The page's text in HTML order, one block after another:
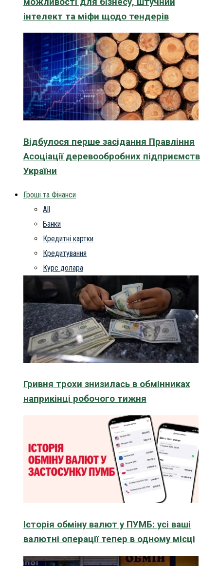
інтелект та міфи щодо тендерів
Відбулося перше засідання Правління
Асоціації деревообробних підприємств
України
Гроші та Фінанси
All
Банки
Кредитні картки
Кредитування
Курс долара
Гривня трохи знизилась в обмінниках
наприкінці робочого тижня
Історія обміну валют у ПУМБ: усі ваші
валютні операції тепер в одному місці